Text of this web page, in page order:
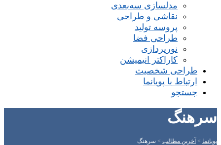
مدلسازی سه‌بعدی
نقاشی و طراحی
پروسه تولید
طراحی فضا
نورپردازی
کاراکتر انیمیشن
طراحی شخصیت
ارتباط با پویانما
جستجو
سرهنگ
پویانما > آخرین مطالب > سرهنگ